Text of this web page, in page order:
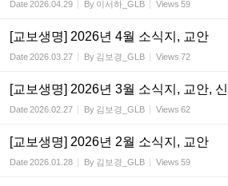
Date2026.04.29 By 이서하_GLB Views 59
[교보생명] 2026년 4월 소식지, 교안
Date2026.03.27 By 김보경_GLB Views 72
[교보생명] 2026년 3월 소식지, 교안,
Date2026.02.27 By 김보경_GLB Views 62
[교보생명] 2026년 2월 소식지, 교안
Date2026.01.28 By 김보경_GLB Views 59